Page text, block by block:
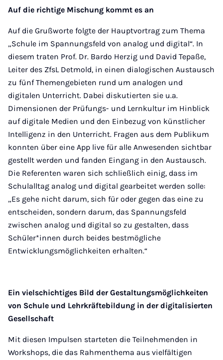
Auf die richtige Mischung kommt es an
Auf die Grußworte folgte der Hauptvortrag zum Thema
„Schule im Spannungsfeld von analog und digital“. In
diesem traten Prof. Dr. Bardo Herzig und David Tepaße,
Leiter des ZfsL Detmold, in einen dialogischen Austausch
zu fünf Themengebieten rund um analogen und
digitalen Unterricht. Dabei diskutierten sie u.a.
Dimensionen der Prüfungs- und Lernkultur im Hinblick
auf digitale Medien und den Einbezug von künstlicher
Intelligenz in den Unterricht. Fragen aus dem Publikum
konnten über eine App live für alle Anwesenden sichtbar
gestellt werden und fanden Eingang in den Austausch.
Die Referenten waren sich schließlich einig, dass im
Schulalltag analog und digital gearbeitet werden solle:
„Es gehe nicht darum, sich für oder gegen das eine zu
entscheiden, sondern darum, das Spannungsfeld
zwischen analog und digital so zu gestalten, dass
Schüler*innen durch beides bestmögliche
Entwicklungsmöglichkeiten erhalten.“
Ein vielschichtiges Bild der Gestaltungsmöglichkeiten
von Schule und Lehrkräftebildung in der digitalisierten
Gesellschaft
Mit diesen Impulsen starteten die Teilnehmenden in
Workshops, die das Rahmenthema aus vielfältigen